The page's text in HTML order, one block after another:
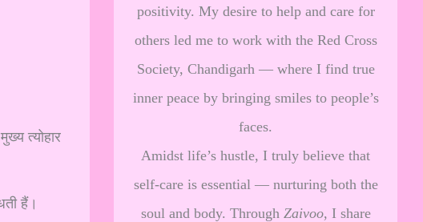
त्योहार
हैं।
positivity. My desire to help and care for
others led me to work with the Red Cross
Society, Chandigarh — where I find true
inner peace by bringing smiles to people’s
faces.
Amidst life’s hustle, I truly believe that
self-care is essential — nurturing both the
soul and body. Through Zaivoo, I share